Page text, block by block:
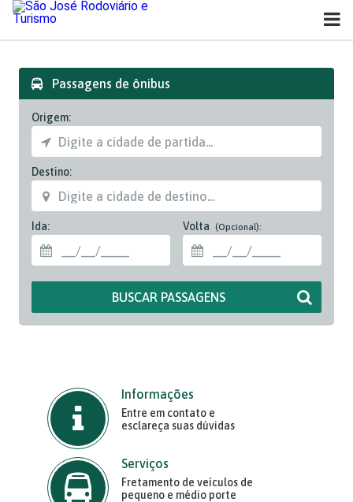
Passagens de ônibus
Origem:
Destino:
Ida: Volta (Opcional):
BUSCAR PASSAGENS
Informações
Entre em contato e
esclareça suas dúvidas
Serviços
Fretamento de veículos de
pequeno e médio porte